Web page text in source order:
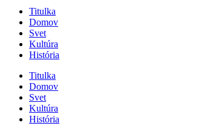
Titulka
Domov
Svet
Kultúra
História
Titulka
Domov
Svet
Kultúra
História